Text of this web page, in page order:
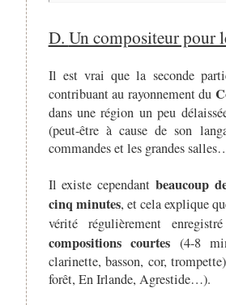
D. Un compositeur pour
Il est vrai que la seconde
contribuant au rayonnement du
dans une région un peu
(peut-être à cause de son
commandes et les grandes
Il existe cependant beaucoup
cinq minutes, et cela explique
vérité régulièrement
compositions courtes (4-8
clarinette, basson, cor,
forêt, En Irlande, Agrestide…).